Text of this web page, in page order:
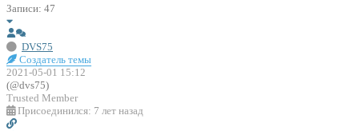
Записи: 47
DVS75
Создатель темы
2021-05-01 15:12
(@dvs75)
Trusted Member
Присоединился: 7 лет назад